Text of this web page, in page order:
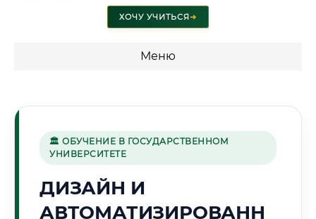
ХОЧУ УЧИТЬСЯ➜
Меню
промышленность"
🏛 ОБУЧЕНИЕ В ГОСУДАРСТВЕННОМ
УНИВЕРСИТЕТЕ
ДИЗАЙН И
АВТОМАТИЗИРОВАНН